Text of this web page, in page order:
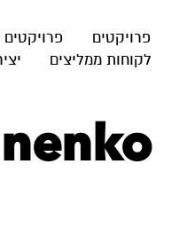
פרויקטים
לקוחות ממליצים